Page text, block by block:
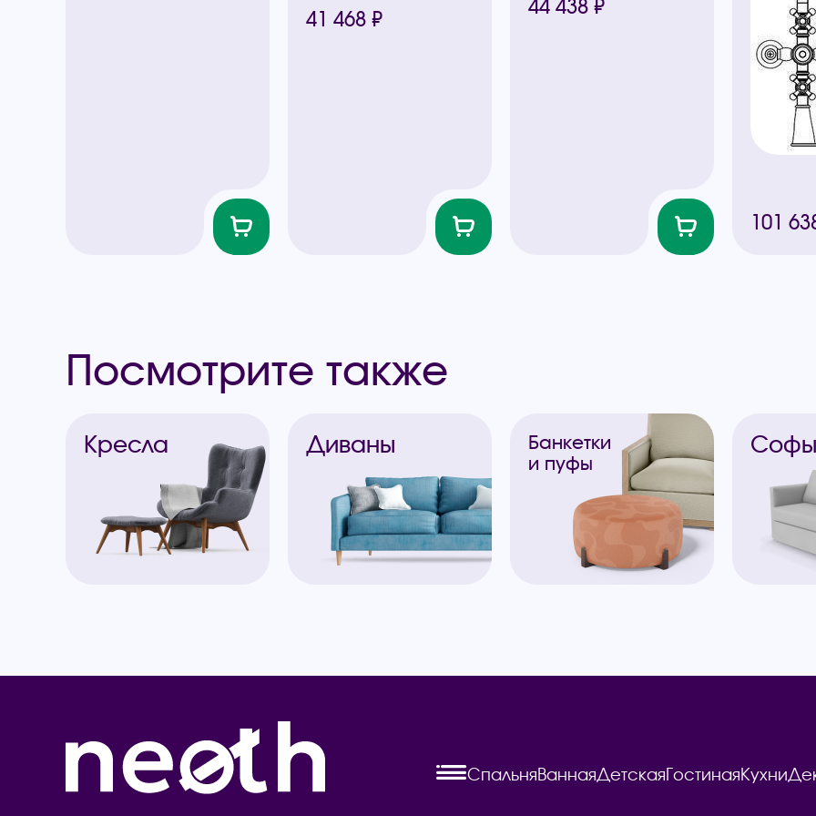
41 468 ₽ 44 438 ₽
101
Посмотрите также
Кресла Диваны
Банкетки
и пуфы
Софы
СпальняВаннаяДетскаяГостинаяКухни